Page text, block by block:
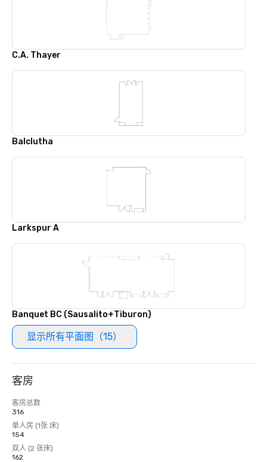
C.A. Thayer
Balclutha
Larkspur A
Banquet BC (Sausalito+Tiburon)
显示所有平面图（15）
客房
客房总数
316
单人房 (1张 床)
154
双人 (2 张床)
162